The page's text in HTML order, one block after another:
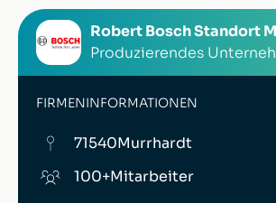
Robert Bosch Standort
Produzierendes
FIRMENINFORMATIONEN
71540Murrhardt
100+Mitarbeiter